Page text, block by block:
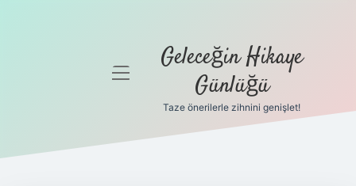
Gizlilik
menüyü Geleceğin Hikaye
Günlüğü
Taze önerilerle zihnini genişlet!